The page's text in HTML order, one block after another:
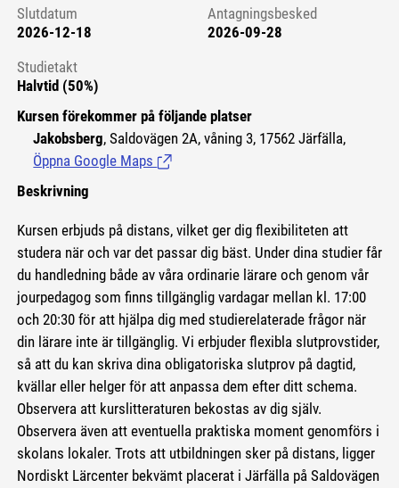
Slutdatum
2026-12-18
Antagningsbesked
2026-09-28
Studietakt
Halvtid (50%)
Kursen förekommer på följande platser
Jakobsberg, Saldovägen 2A, våning 3, 17562 Järfälla,
Öppna Google Maps (Länk till extern sida.)
Beskrivning
Kursen erbjuds på distans, vilket ger dig flexibiliteten att
studera när och var det passar dig bäst. Under dina studier får
du handledning både av våra ordinarie lärare och genom vår
jourpedagog som finns tillgänglig vardagar mellan kl. 17:00
och 20:30 för att hjälpa dig med studierelaterade frågor när
din lärare inte är tillgänglig. Vi erbjuder flexibla slutprovstider,
så att du kan skriva dina obligatoriska slutprov på dagtid,
kvällar eller helger för att anpassa dem efter ditt schema.
Observera att kurslitteraturen bekostas av dig själv.
Observera även att eventuella praktiska moment genomförs i
skolans lokaler. Trots att utbildningen sker på distans, ligger
Nordiskt Lärcenter bekvämt placerat i Järfälla på Saldovägen